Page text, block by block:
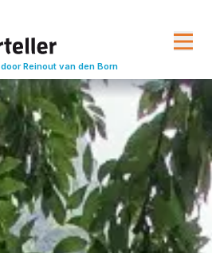
door Reinout van den Born